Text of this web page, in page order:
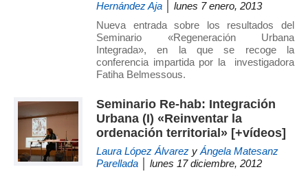
Hernández Aja │ lunes 7 enero, 2013
Nueva entrada sobre los resultados del
Seminario «Regeneración Urbana
Integrada», en la que se recoge la
conferencia impartida por la investigadora
Fatiha Belmessous.
Seminario Re-hab: Integración
Urbana (I) «Reinventar la
ordenación territorial» [+vídeos]
Laura López Álvarez y Ángela Matesanz
Parellada │ lunes 17 diciembre, 2012